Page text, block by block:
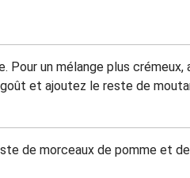
Pour un mélange plus crémeux,
et ajoutez le reste de
de morceaux de pomme et